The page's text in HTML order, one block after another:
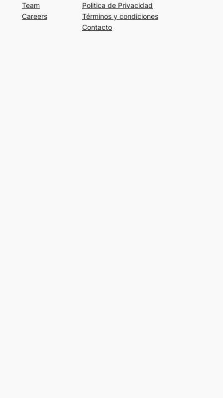
Team
Careers
Politica de Privacidad
Términos y condiciones
Contacto